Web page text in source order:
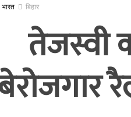
भारत बिहार
तेजस्वी